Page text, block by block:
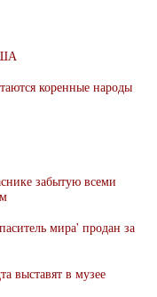
коренные народы
забытую всеми
мира' продан за
выставят в музее